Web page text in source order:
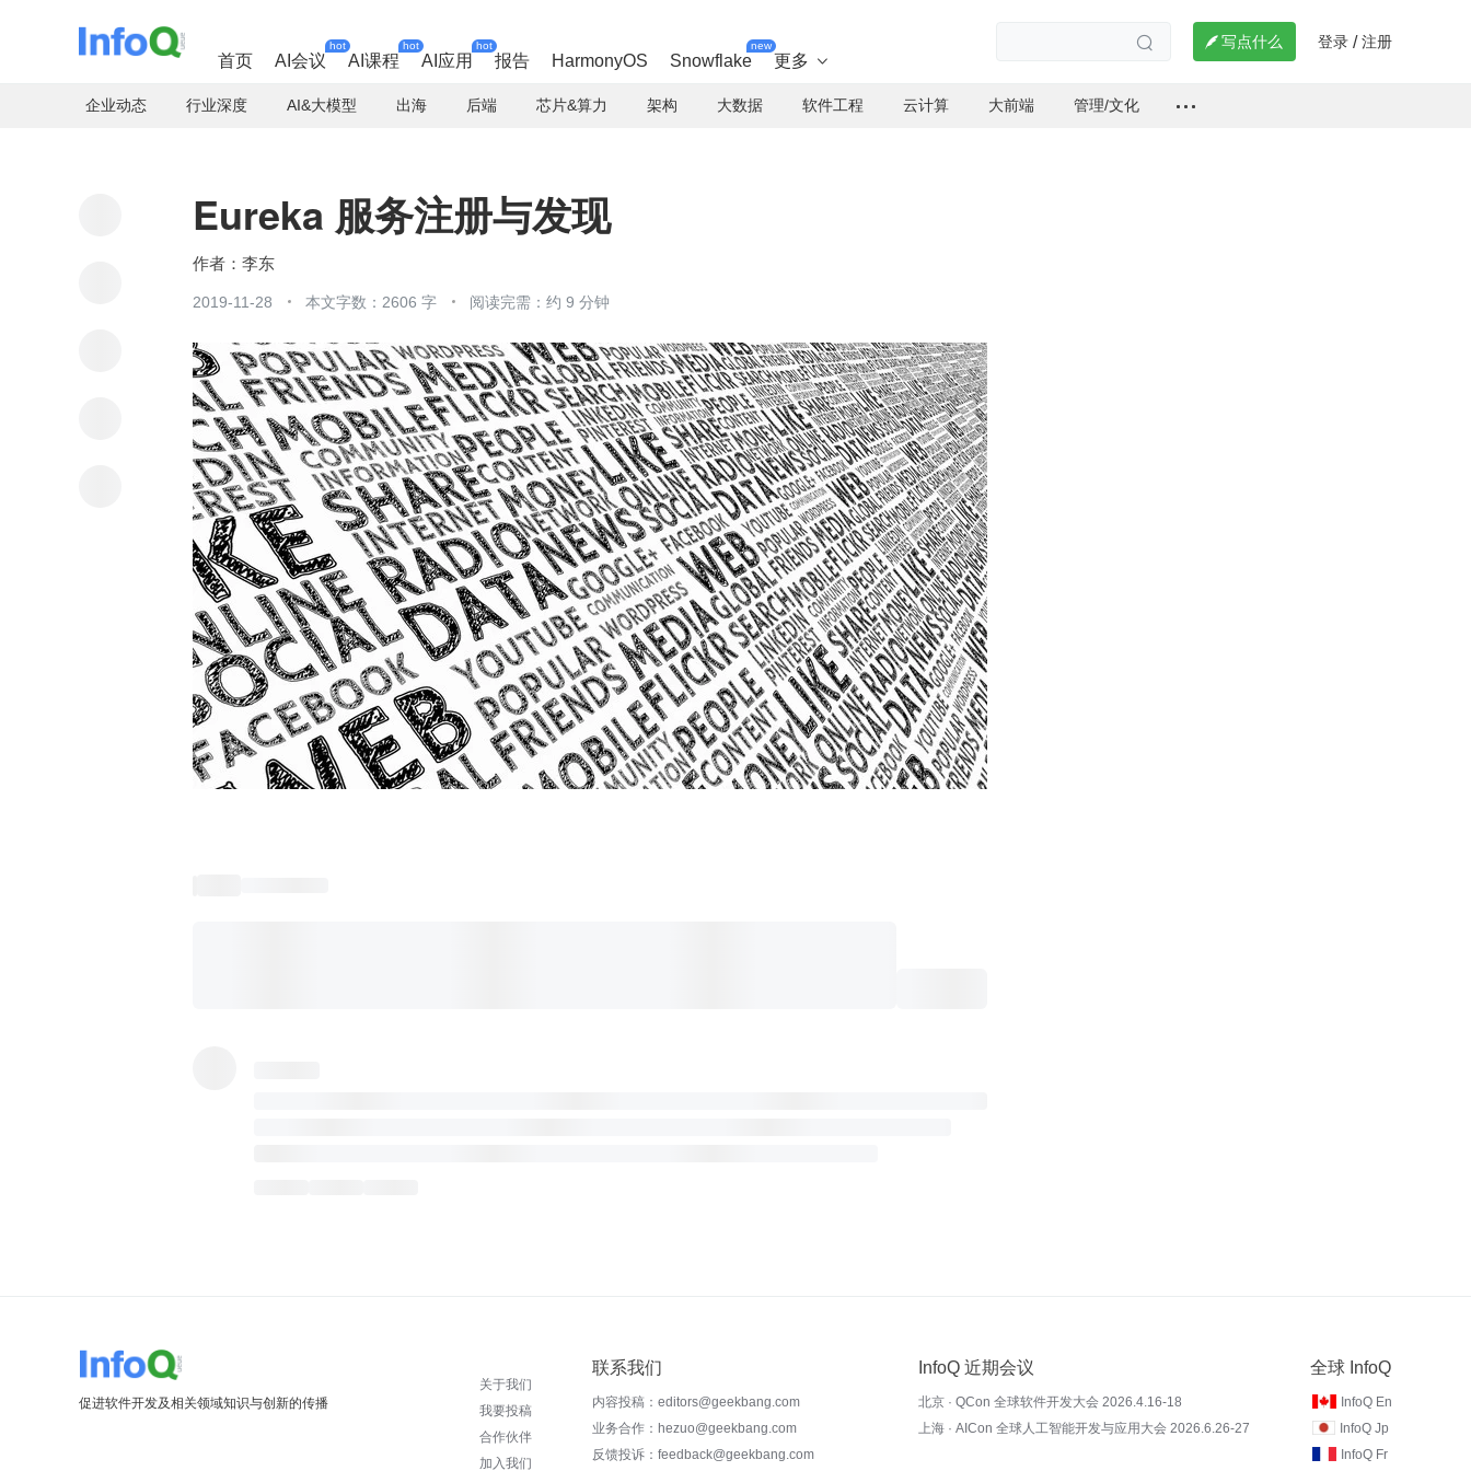
首页 AI会议
hot
AI课程
hot
AI应用
hot
报告 HarmonyOS Snowflake
new
更多 
  写点什么 登录 / 注册
企业动态 行业深度 AI&大模型 出海 后端 芯片&算力 架构 大数据 软件工程 云计算 大前端 管理/文化
Eureka 服务注册与发现
李东
2019-11-28 本文字数：2606 字 阅读完需：约 9 分钟
促进软件开发及相关领域知识与创新的传播
关于我们
我要投稿
合作伙伴
加入我们
联系我们
内容投稿：editors@geekbang.com
业务合作：hezuo@geekbang.com
反馈投诉：feedback@geekbang.com
InfoQ 近期会议
北京 · QCon 全球软件开发大会 2026.4.16-18
上海 · AICon 全球人工智能开发与应用大会 2026.6.26-27
全球 InfoQ
InfoQ En
InfoQ Jp
InfoQ Fr